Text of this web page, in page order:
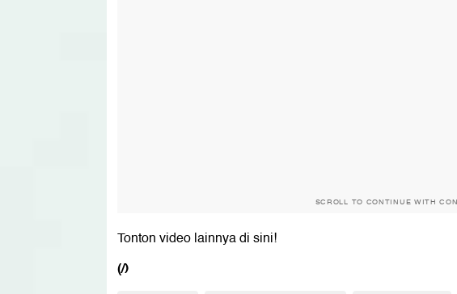
SCROLL TO CONTINUE WITH
Tonton video lainnya di sini!
(/)